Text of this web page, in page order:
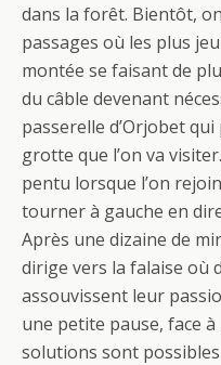
dans la forêt. Bientôt,
passages où les plus
montée se faisant de
du câble devenant
passerelle d’Orjobet
grotte que l’on va
pentu lorsque l’on
tourner à gauche en
Après une dizaine de
dirige vers la falaise où
assouvissent leur
une petite pause, face à
solutions sont